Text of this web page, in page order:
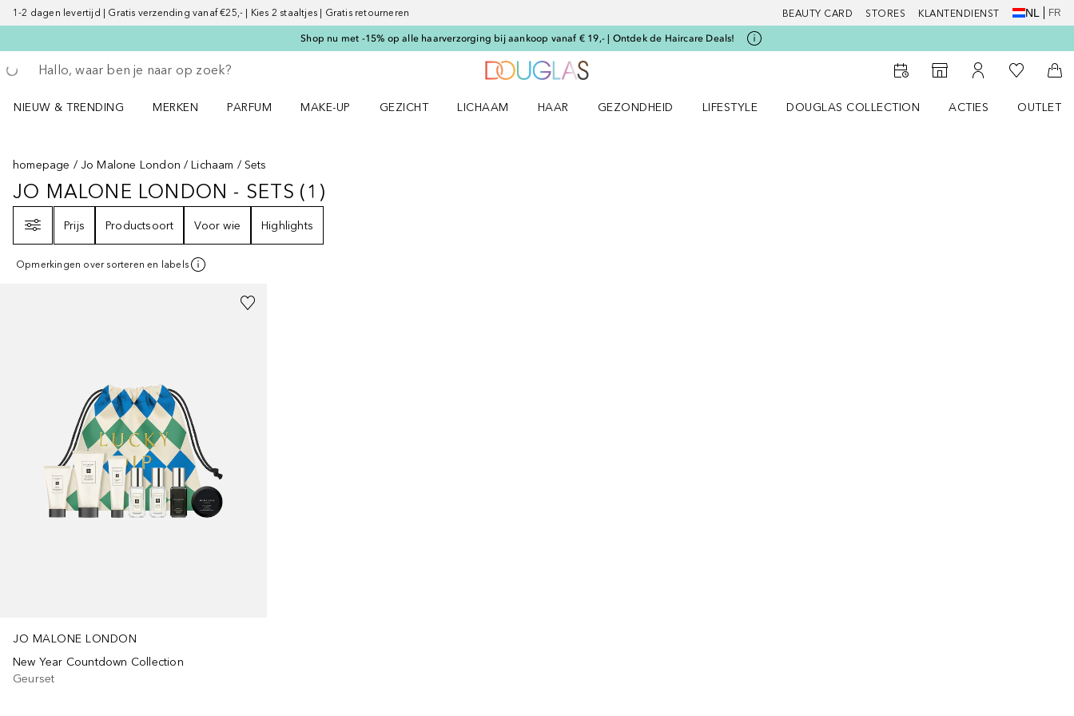
1-2 dagen levertijd | Gratis verzending vanaf €25,- | Kies 2 staaltjes | Gratis retourneren BEAUTY CARD STORES KLANTENDIENST NL FR
Shop nu met -15% op alle haarverzorging bij aankoop vanaf € 19,- | Ontdek de Haircare Deals!
Ga terug
Zoekopdracht uitvoeren
Naar StorefinderNaar Mijn Account
Naar Mijn
NIEUW & TRENDING
MERKEN
PARFUM
MAKE-UP
GEZICHT
LICHAAM
HAAR
GEZONDHEID
LIFESTYLE
DOUGLAS COLLECTION
ACTIES
OUTLET
homepage Jo Malone London Lichaam Sets
JO MALONE LONDON - SETS1RESULTATEN
JO MALONE LONDON - SETS (1 )
Prijs
Productsoort Voor wie Highlights
Opmerkingen over sorteren en labels
JO MALONE LONDON
New Year Countdown Collection
Geurset